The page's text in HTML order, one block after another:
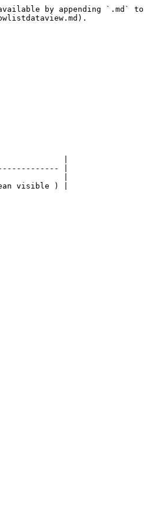
by appending `.md` to
|
|
|
visible ) |